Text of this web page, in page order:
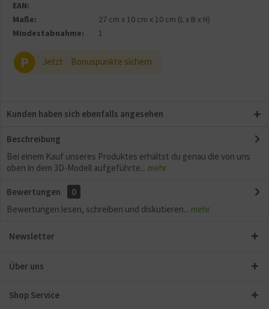
EAN:
Maße:
27 cm x 10 cm x 10 cm (L x B x H)
Mindestabnahme:
1
P Jetzt Bonuspunkte sichern
Kunden haben sich ebenfalls angesehen
Beschreibung
Bei einem Kauf unseres Produktes erhältst du genau die von uns
oben in dem 3D-Modell aufgeführte... mehr
Bewertungen
0
Bewertungen lesen, schreiben und diskutieren... mehr
Newsletter
Über uns
Shop Service